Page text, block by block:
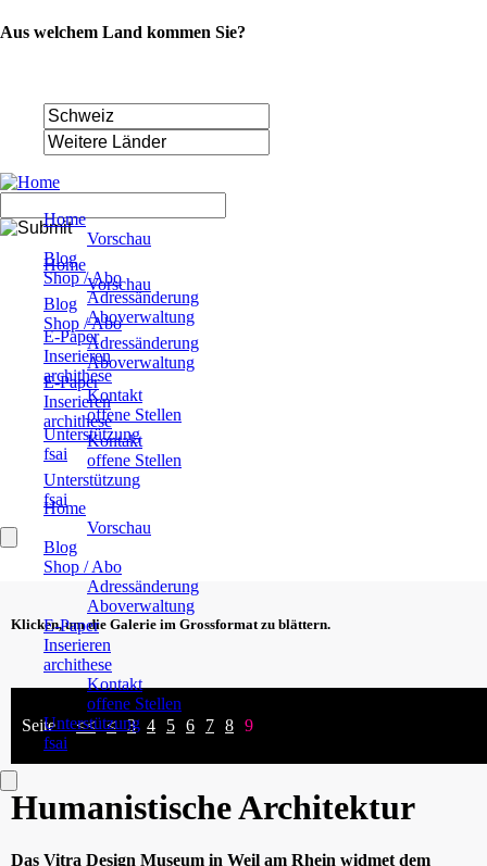
Aus welchem Land kommen Sie?
überspringen
Home
Vorschau
Blog
Shop / Abo
Adressänderung
Aboverwaltung
E-Paper
Inserieren
archithese
Kontakt
offene Stellen
Unterstützung
fsai
Klicken, um die Galerie im Grossformat zu blättern.
Seite << < 3 4 5 6 7 8 9
Humanistische Architektur
Das Vitra Design Museum in Weil am Rhein widmet dem
überspringen
Home
Vorschau
Blog
Shop / Abo
Adressänderung
Aboverwaltung
E-Paper
Inserieren
archithese
Kontakt
offene Stellen
Unterstützung
fsai
Home
Vorschau
Blog
Shop / Abo
Adressänderung
Aboverwaltung
E-Paper
Inserieren
archithese
Kontakt
offene Stellen
Unterstützung
fsai